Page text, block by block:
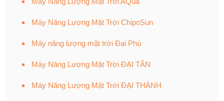
Máy Năng Lượng Mặt Trời ChipoSun
Máy năng lượng mặt trời Đại Phú
Máy Năng Lượng Mặt Trời ĐẠI TÂN
Máy Năng Lượng Mặt Trời ĐẠI THÀNH